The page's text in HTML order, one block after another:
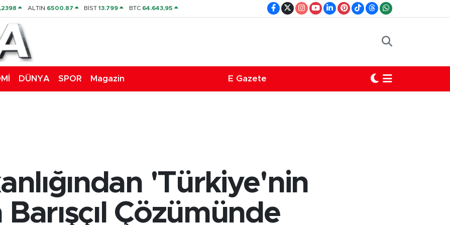
ALTIN 6500.87 BİST13.799 BTC 64.643,95
DÜNYA SPOR Magazin E Gazete
'Türkiye'nin
Barışçıl Çözümünde